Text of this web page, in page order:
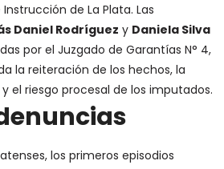
de La Plata. Las
Daniel Rodríguez y Daniela Silva
por el Juzgado de Garantías N° 4,
la reiteración de los hechos, la
el riesgo procesal de los imputados.
los primeros episodios